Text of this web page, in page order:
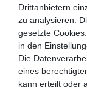
Über uns
Zahlung und
Retouren
Zooheld
Drittanbietern
zu analysieren.
gesetzte
in den
Die
eines
kann erteilt oder
Drittanbietern
zu analysieren.
gesetzte
in den
Die
eines
kann erteilt oder